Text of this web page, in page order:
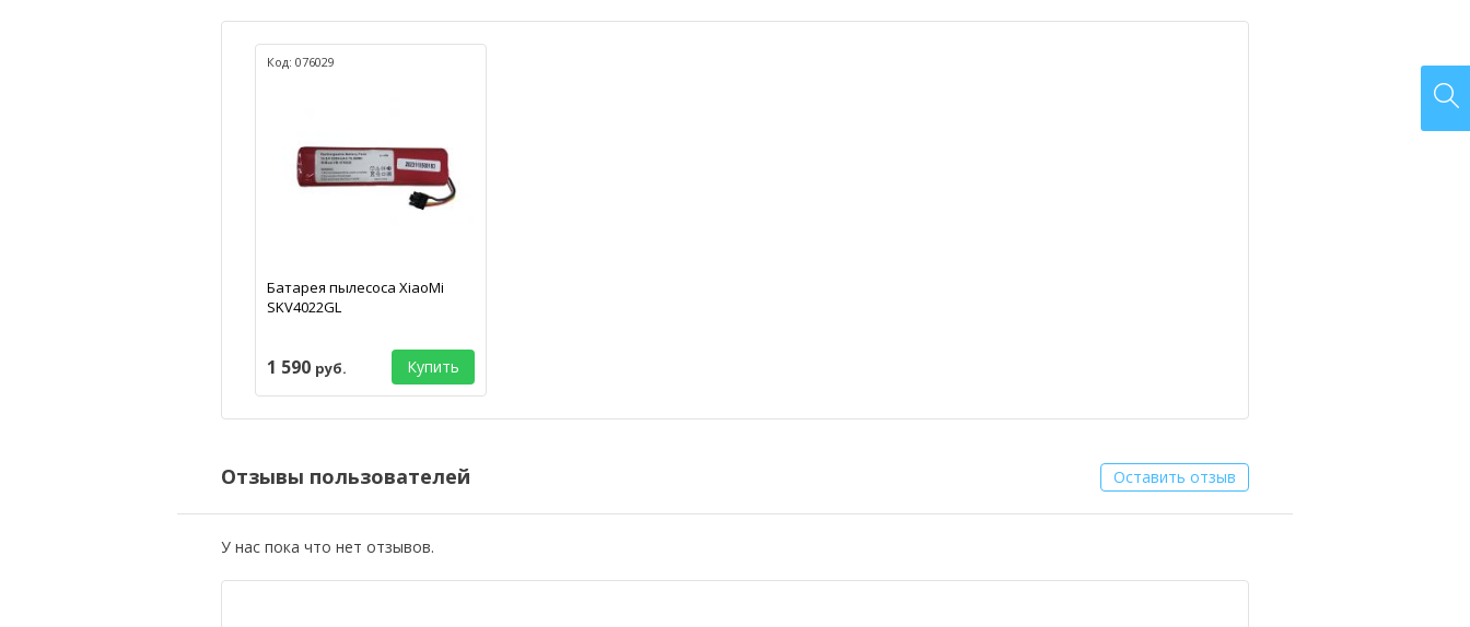
Код: 076029
Батарея пылесоса XiaoMi
SKV4022GL
1 590 руб. Купить
Отзывы пользователей Оставить отзыв
У нас пока что нет отзывов.